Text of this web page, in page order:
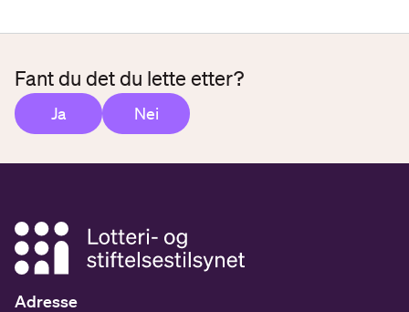
Fant du det du lette etter?
Ja Nei
Adresse